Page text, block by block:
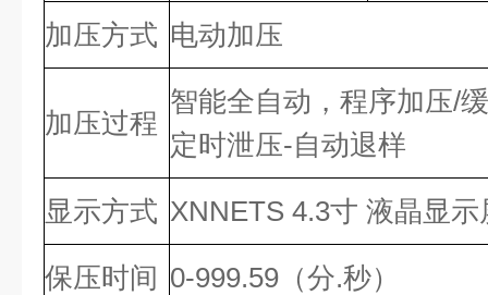
加压方式 电动加压
加压过程
智能全自动，程序加压/
定时泄压-自动退样
显示方式 XNNETS 4.3寸 液晶显示
保压时间 0-999.59（分.秒）